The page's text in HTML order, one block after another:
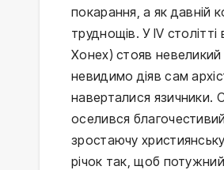
покарання, а як давній
труднощів. У IV
Хонех) стояв
невидимо діяв сам
наверталися язичники.
оселився
зростаючу
річок так, щоб